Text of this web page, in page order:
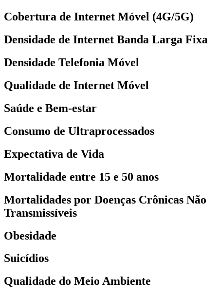
Cobertura de Internet Móvel (4G/5G)
Densidade de Internet Banda Larga Fixa
Densidade Telefonia Móvel
Qualidade de Internet Móvel
Saúde e Bem-estar
Consumo de Ultraprocessados
Expectativa de Vida
Mortalidade entre 15 e 50 anos
Mortalidades por Doenças Crônicas Não
Transmissíveis
Obesidade
Suicídios
Qualidade do Meio Ambiente